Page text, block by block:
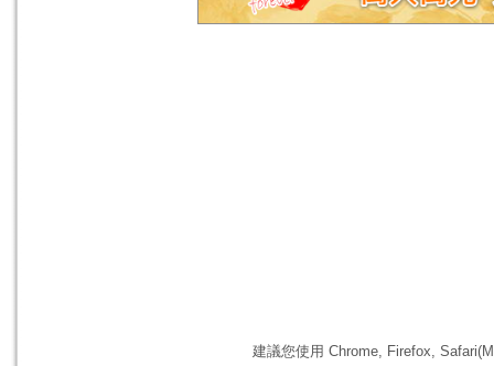
建議您使用 Chrome, Firefox,